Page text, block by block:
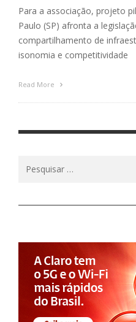
Para a associação, projeto
Paulo (SP) afronta a
compartilhamento de
isonomia e competitividade
Read More